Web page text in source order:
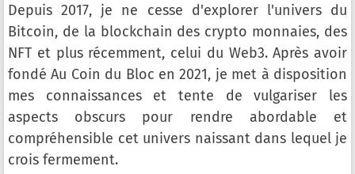
Depuis 2017, je ne cesse d'explorer l'univers du
Bitcoin, de la blockchain des crypto monnaies, des
NFT et plus récemment, celui du Web3. Après avoir
fondé Au Coin du Bloc en 2021, je met à disposition
mes connaissances et tente de vulgariser les
aspects obscurs pour rendre abordable et
compréhensible cet univers naissant dans lequel je
crois fermement.